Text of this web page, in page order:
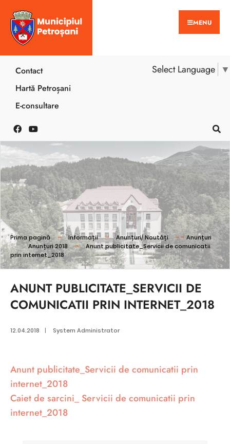
MENU
Select Language ▼
Contact
Hartă Petroșani
E-consultare
Prima pagină Informații Anunțuri/ Noutăți
Anunțuri
Anunțuri 2018
Anunt publicitate_Servicii de comunicatii
prin internet_2018
ANUNT PUBLICITATE_SERVICII DE
COMUNICATII PRIN INTERNET_2018
12.04.2018 | System Administrator
Anunt publicitate_Servicii de comunicatii prin
internet_2018
Caiet de sarcini_ Servicii de comunicatii prin
internet_2018